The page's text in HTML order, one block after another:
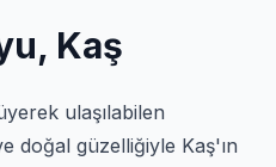
Kaş
ulaşılabilen
doğal güzelliğiyle Kaş'ın